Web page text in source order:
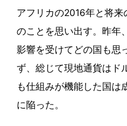
アフリカの2016年と将
のことを思い出す。昨年
影響を受けてどの国も思
ず、総じて現地通貨はド
も仕組みが機能した国は
に陥った。